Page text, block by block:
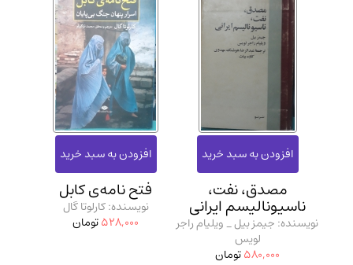
مصدق، نفت،
ناسیونالیسم ایرانی
نویسنده: جیمز بیل _ ویلیام راجر
لویس
580,000تومان
فتح نامه‌ی کابل
نویسنده: کارلوتا گال
528,000تومان